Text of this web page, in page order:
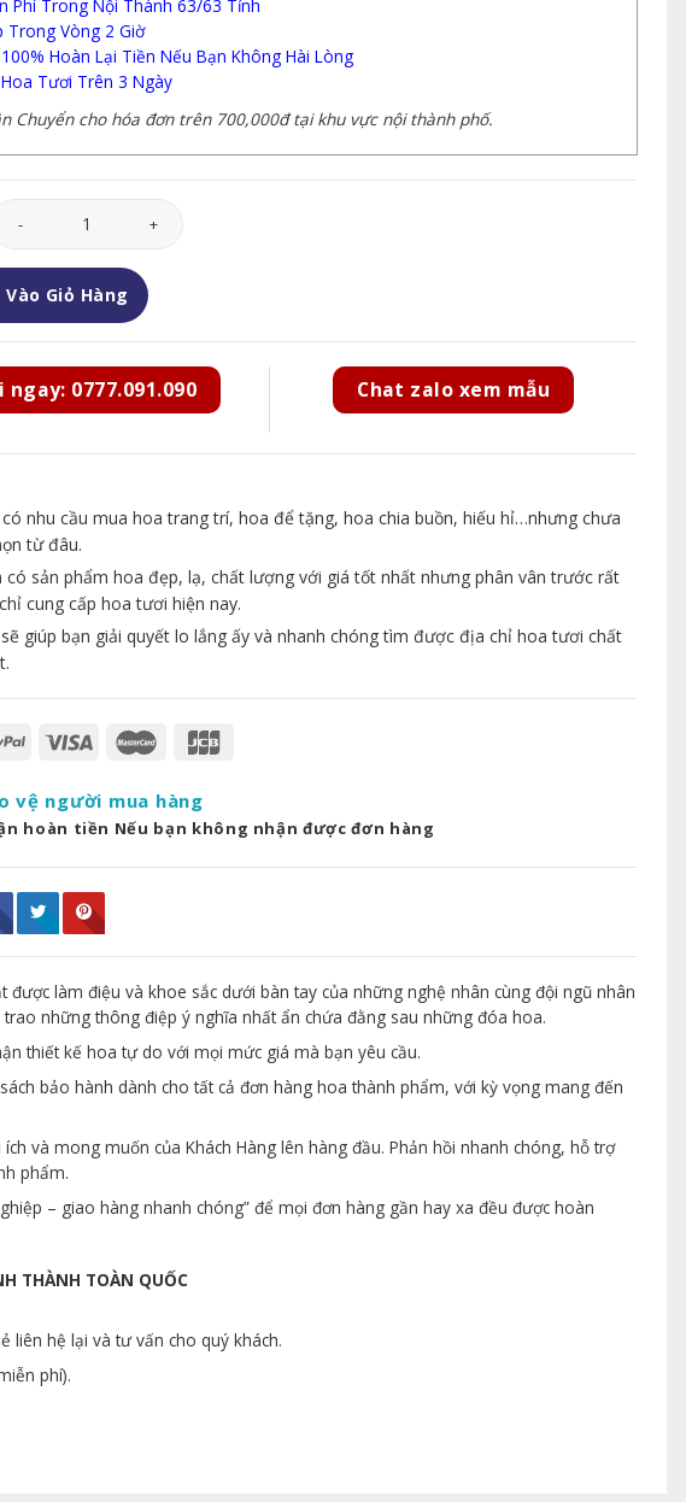
Phí Trong Nội Thành 63/63 Tỉnh
Trong Vòng 2 Giờ
Hoàn Lại Tiền Nếu Bạn Không Hài Lòng
Tươi Trên 3 Ngày
Chuyển cho hóa đơn trên 700,000đ tại khu vực nội thành phố.
Hoa - GH050 số lượng
Giỏ Hàng
ngay: 0777.091.090 Chat zalo xem mẫu
nhu cầu mua hoa trang trí, hoa để tặng, hoa chia buồn, hiếu hỉ…nhưng chưa
từ đâu.
có sản phẩm hoa đẹp, lạ, chất lượng với giá tốt nhất nhưng phân vân trước rất
cung cấp hoa tươi hiện nay.
giúp bạn giải quyết lo lắng ấy và nhanh chóng tìm được địa chỉ hoa tươi chất
vệ người mua hàng
hoàn tiền Nếu bạn không nhận được đơn hàng
làm điệu và khoe sắc dưới bàn tay của những nghệ nhân cùng đội ngũ nhân
những thông điệp ý nghĩa nhất ẩn chứa đằng sau những đóa hoa.
thiết kế hoa tự do với mọi mức giá mà bạn yêu cầu.
bảo hành dành cho tất cả đơn hàng hoa thành phẩm, với kỳ vọng mang đến
và mong muốn của Khách Hàng lên hàng đầu. Phản hồi nhanh chóng, hỗ trợ
phẩm.
– giao hàng nhanh chóng” để mọi đơn hàng gần hay xa đều được hoàn
THÀNH TOÀN QUỐC
liên hệ lại và tư vấn cho quý khách.
phí).